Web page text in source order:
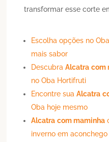
transformar esse corte
Escolha opções no
mais sabor
DescubraAlcatra com
no Oba Hortifruti
Encontre suaAlcatra
Oba hoje mesmo
Alcatra com maminha
inverno em aconchego